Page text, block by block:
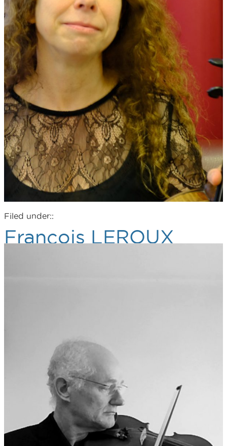
Filed under::
François LEROUX